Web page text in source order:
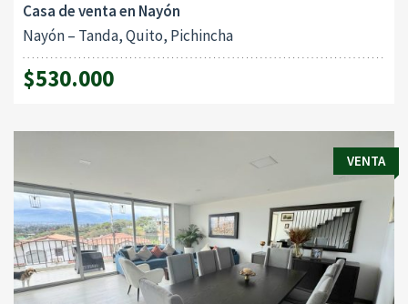
Casa de venta en Nayón
Nayón – Tanda, Quito, Pichincha
$530.000
VENTA